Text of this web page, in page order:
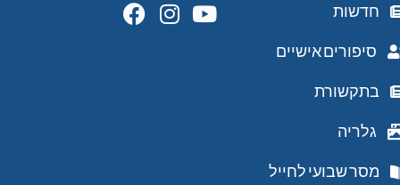
חדשות
סיפורים אישיים
בתקשורת
גלריה
מסר שבועי לחייל